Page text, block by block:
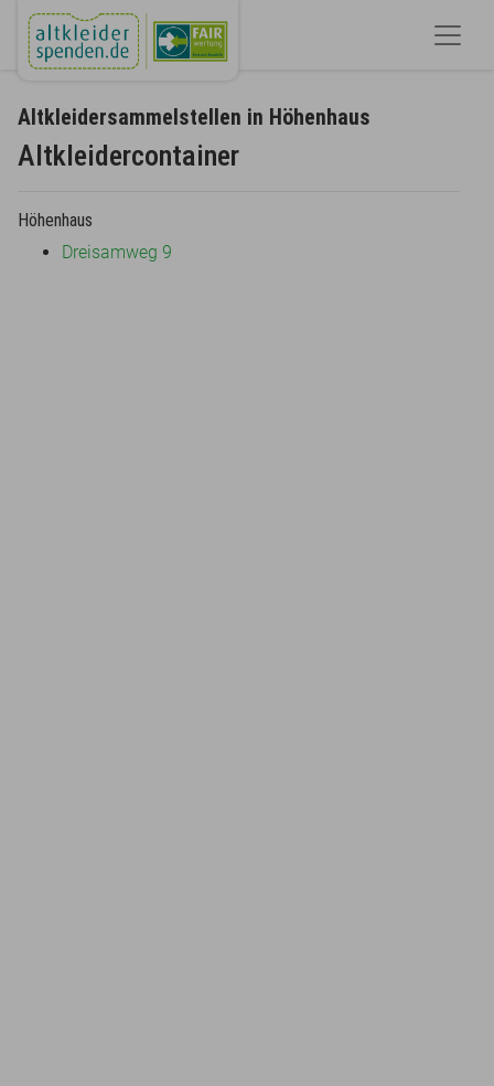
Altkleidersammelstellen in Höhenhaus
Altkleidercontainer
Höhenhaus
Dreisamweg 9